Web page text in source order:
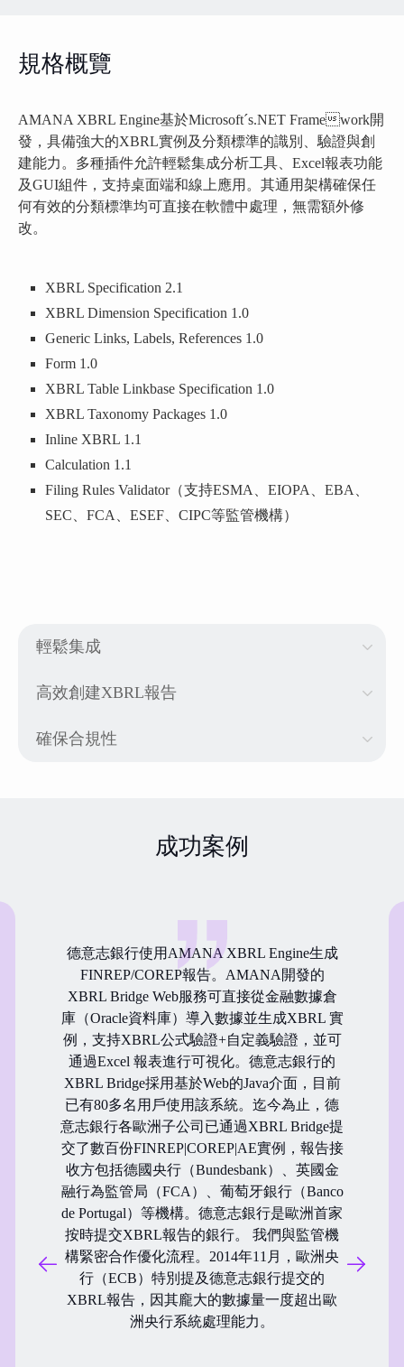
規格概覽
AMANA XBRL Engine基於Microsoft´s.NET Framework開
發，具備強大的XBRL實例及分類標準的識別、驗證與創
建能力。多種插件允許輕鬆集成分析工具、Excel報表功能
及GUI組件，支持桌面端和線上應用。其通用架構確保任
何有效的分類標準均可直接在軟體中處理，無需額外修
改。
XBRL Specification 2.1
XBRL Dimension Specification 1.0
Generic Links, Labels, References 1.0
Form 1.0
XBRL Table Linkbase Specification 1.0
XBRL Taxonomy Packages 1.0
Inline XBRL 1.1
Calculation 1.1
Filing Rules Validator（支持ESMA、EIOPA、EBA、
SEC、FCA、ESEF、CIPC等監管機構）
輕鬆集成
高效創建XBRL報告
確保合規性
成功案例
德意志銀行使用AMANA XBRL Engine生成
FINREP/COREP報告。AMANA開發的
XBRL Bridge Web服務可直接從金融數據倉
庫（Oracle資料庫）導入數據並生成XBRL 實
例，支持XBRL公式驗證+自定義驗證，並可
通過Excel 報表進行可視化。德意志銀行的
XBRL Bridge採用基於Web的Java介面，目前
已有80多名用戶使用該系統。迄今為止，德
意志銀行各歐洲子公司已通過XBRL Bridge提
交了數百份FINREP|COREP|AE實例，報告接
收方包括德國央行（Bundesbank）、英國金
融行為監管局（FCA）、葡萄牙銀行（Banco
de Portugal）等機構。德意志銀行是歐洲首家
按時提交XBRL報告的銀行。 我們與監管機
構緊密合作優化流程。2014年11月，歐洲央
行（ECB）特別提及德意志銀行提交的
XBRL報告，因其龐大的數據量一度超出歐
洲央行系統處理能力。